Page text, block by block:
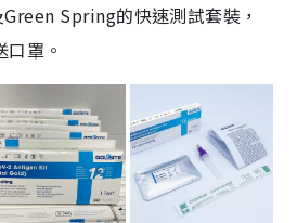
Spring的快速測試套裝，
罩。